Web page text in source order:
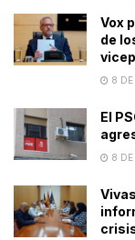
Vox
de
8
El
8